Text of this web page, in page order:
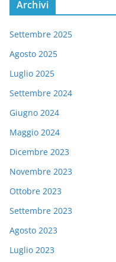
Archivi
Settembre 2025
Agosto 2025
Luglio 2025
Settembre 2024
Giugno 2024
Maggio 2024
Dicembre 2023
Novembre 2023
Ottobre 2023
Settembre 2023
Agosto 2023
Luglio 2023